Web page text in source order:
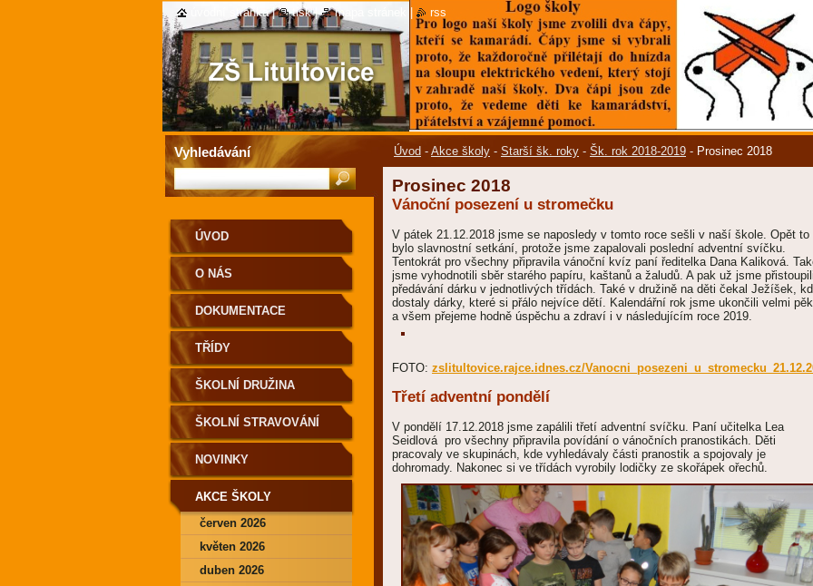
Úvod - Akce školy - Starší šk. roky - Šk. rok 2018-2019 - Prosinec 2018
Prosinec 2018
Vánoční posezení u stromečku
V pátek 21.12.2018 jsme se naposledy v tomto roce sešli v naší škole. Opět to
bylo slavnostní setkání, protože jsme zapalovali poslední adventní svíčku.
Tentokrát pro všechny připravila vánoční kvíz paní ředitelka Dana Kaliková.
jsme vyhodnotili sběr starého papíru, kaštanů a žaludů. A pak už jsme
předávání dárku v jednotlivých třídách. Také v družině na děti čekal Ježíšek,
dostaly dárky, které si přálo nejvíce dětí. Kalendářní rok jsme ukončili velmi
a všem přejeme hodně úspěchu a zdraví i v následujícím roce 2019.
FOTO: zslitultovice.rajce.idnes.cz/
Třetí adventní pondělí
V pondělí 17.12.2018 jsme zapálili třetí adventní svíčku. Paní učitelka Lea
Seidlová pro všechny připravila povídání o vánočních pranostikách. Děti
pracovaly ve skupinách, kde vyhledávaly části pranostik a spojovaly je
dohromady. Nakonec si ve třídách vyrobily lodičky ze skořápek ořechů.
ÚVOD
O NÁS
DOKUMENTACE
TŘÍDY
ŠKOLNÍ DRUŽINA
ŠKOLNÍ STRAVOVÁNÍ
NOVINKY
AKCE ŠKOLY
červen 2026
květen 2026
duben 2026
Vyhledávání
úvodní stránka | tisk | mapa stránek rss